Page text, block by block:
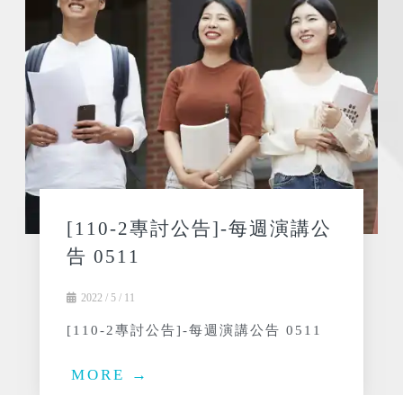
[110-2專討公告]-每週演講公
告 0511
2022 / 5 / 11
[110-2專討公告]-每週演講公告 0511
MORE →